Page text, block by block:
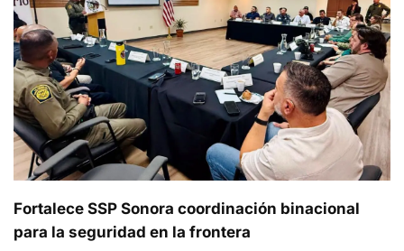
Fortalece SSP Sonora coordinación binacional
para la seguridad en la frontera